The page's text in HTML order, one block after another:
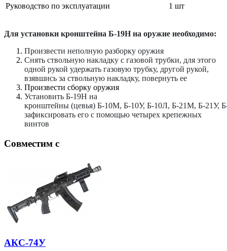
Руководство по эксплуатации
1 шт
Для установки кронштейна Б-19Н на оружие необходимо:
Произвести неполную разборку оружия
Снять ствольную накладку с газовой трубки, для этого
одной рукой удержать газовую трубку, другой рукой,
взявшись за ствольную накладку, повернуть ее
Произвести сборку оружия
Установить Б-19Н на
кронштейны (цевья) Б-10М, Б-10У, Б-10Л, Б-21М, Б-21У,
зафиксировать его с помощью четырех крепежных
винтов
Совместим с
АКС-74У